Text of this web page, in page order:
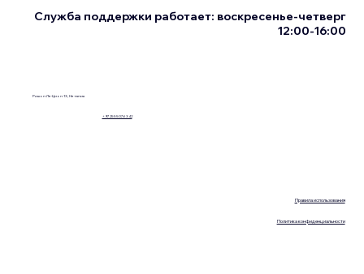
Правила использования
Политика конфиденциальности
Ришон Ле-Цион 13, Нетания
+972555076342
Служба поддержки работает: воскресенье-четверг
12:00-16:00